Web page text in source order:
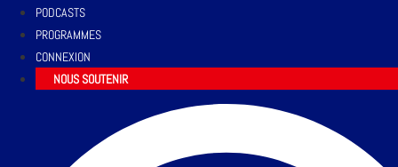
PODCASTS
PROGRAMMES
CONNEXION
NOUS SOUTENIR